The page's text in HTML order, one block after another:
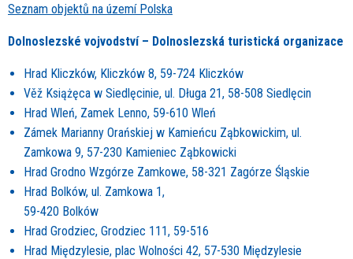
Seznam objektů na území Polska
Dolnoslezské vojvodství – Dolnoslezská turistická organizace
Hrad Kliczków, Kliczków 8, 59-724 Kliczków
Věž Książęca w Siedlęcinie, ul. Długa 21, 58-508 Siedlęcin
Hrad Wleń, Zamek Lenno, 59-610 Wleń
Zámek Marianny Orańskiej w Kamieńcu Ząbkowickim, ul.
Zamkowa 9, 57-230 Kamieniec Ząbkowicki
Hrad Grodno Wzgórze Zamkowe, 58-321 Zagórze Śląskie
Hrad Bolków, ul. Zamkowa 1,
59-420 Bolków
Hrad Grodziec, Grodziec 111, 59-516
Hrad Międzylesie, plac Wolności 42, 57-530 Międzylesie